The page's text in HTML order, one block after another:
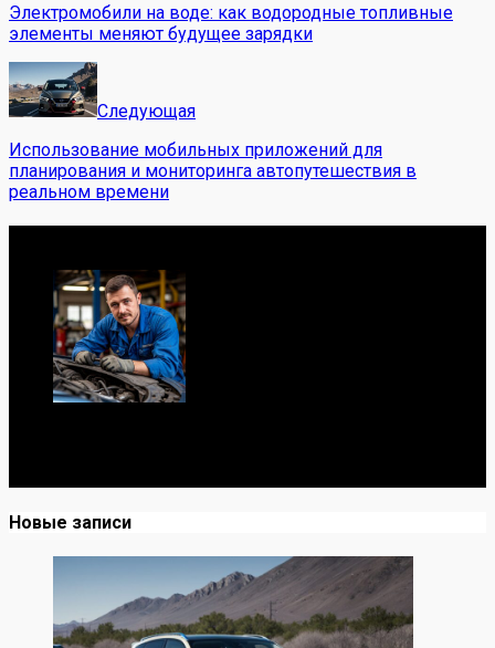
Электромобили на воде: как водородные топливные
элементы меняют будущее зарядки
Следующая
Использование мобильных приложений для
планирования и мониторинга автопутешествия в
реальном времени
Новые записи